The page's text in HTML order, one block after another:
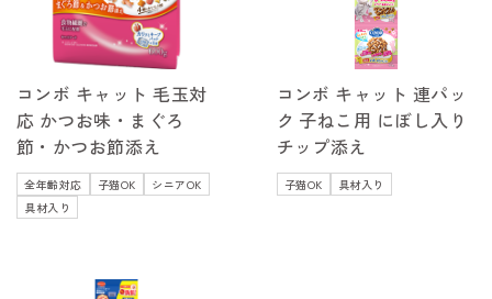
コンボ キャット 毛玉対
応 かつお味・まぐろ
節・かつお節添え
全年齢対応 子猫OK
シニアOK
具材入り
コンボ キャット 連パッ
ク 子ねこ用 にぼし入り
チップ添え
子猫OK 具材入り